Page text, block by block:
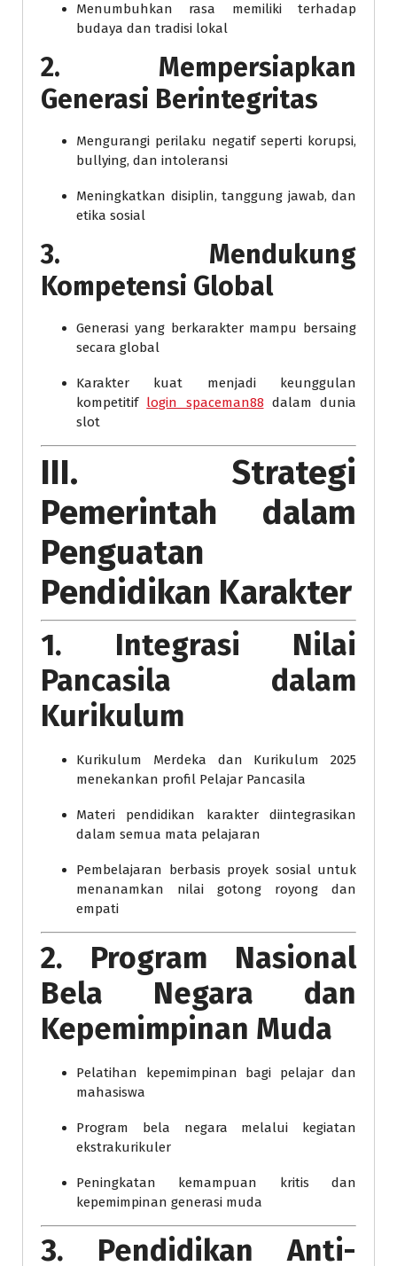
Menumbuhkan rasa memiliki terhadap
budaya dan tradisi lokal
2. Mempersiapkan
Generasi Berintegritas
Mengurangi perilaku negatif seperti korupsi,
bullying, dan intoleransi
Meningkatkan disiplin, tanggung jawab, dan
etika sosial
3. Mendukung
Kompetensi Global
Generasi yang berkarakter mampu bersaing
secara global
Karakter kuat menjadi keunggulan
kompetitif login spaceman88 dalam dunia
slot
III. Strategi
Pemerintah dalam
Penguatan
Pendidikan Karakter
1. Integrasi Nilai
Pancasila dalam
Kurikulum
Kurikulum Merdeka dan Kurikulum 2025
menekankan profil Pelajar Pancasila
Materi pendidikan karakter diintegrasikan
dalam semua mata pelajaran
Pembelajaran berbasis proyek sosial untuk
menanamkan nilai gotong royong dan
empati
2. Program Nasional
Bela Negara dan
Kepemimpinan Muda
Pelatihan kepemimpinan bagi pelajar dan
mahasiswa
Program bela negara melalui kegiatan
ekstrakurikuler
Peningkatan kemampuan kritis dan
kepemimpinan generasi muda
3. Pendidikan Anti-